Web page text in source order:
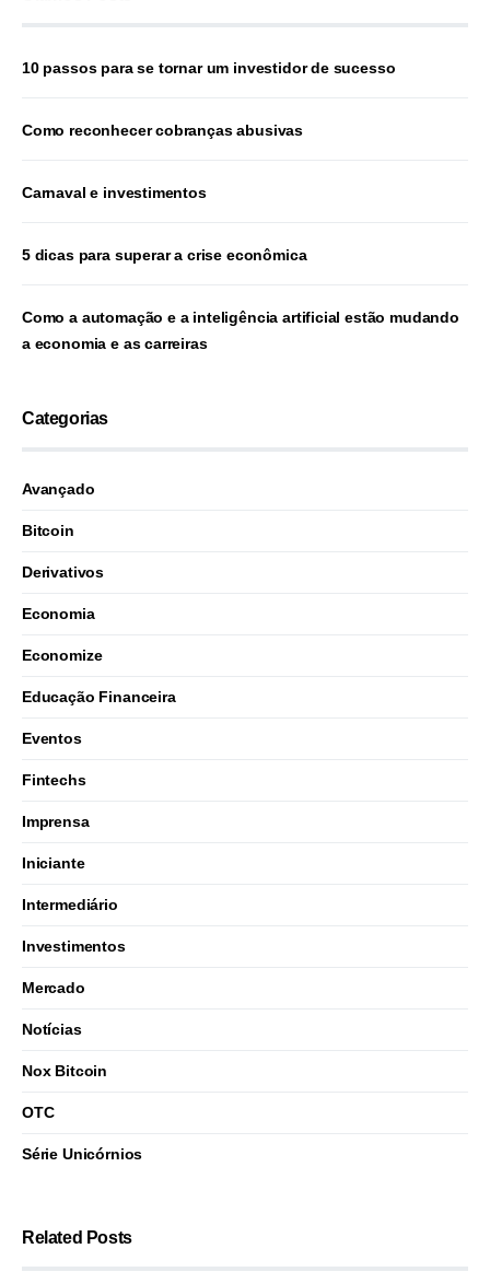
10 passos para se tornar um investidor de sucesso
Como reconhecer cobranças abusivas
Carnaval e investimentos
5 dicas para superar a crise econômica
Como a automação e a inteligência artificial estão mudando
a economia e as carreiras
Categorias
Avançado
Bitcoin
Derivativos
Economia
Economize
Educação Financeira
Eventos
Fintechs
Imprensa
Iniciante
Intermediário
Investimentos
Mercado
Notícias
Nox Bitcoin
OTC
Série Unicórnios
Related Posts